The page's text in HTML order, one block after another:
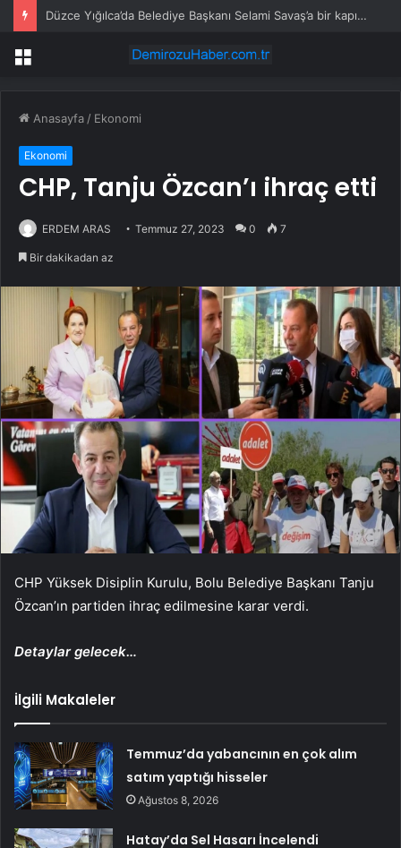
Düzce Yığılca’da Belediye Başkanı Selami Savaş’a bir kapı daha kapandı!
Menü
Anasayfa / Ekonomi
Ekonomi
CHP, Tanju Özcan’ı ihraç etti
ERDEM ARAS Temmuz 27, 2023 0 7
Bir dakikadan az
CHP Yüksek Disiplin Kurulu, Bolu Belediye Başkanı Tanju
Özcan’ın partiden ihraç edilmesine karar verdi.
Detaylar gelecek…
İlgili Makaleler
Temmuz’da yabancının en çok alım
satım yaptığı hisseler
Ağustos 8, 2026
Hatay’da Sel Hasarı İncelendi